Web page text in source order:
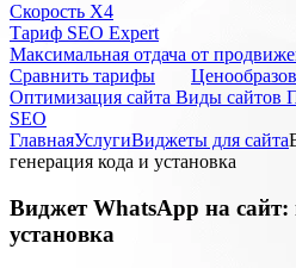
Скорость Х4
Тариф SEO Expert
Максимальная отдача от
Cравнить тарифы
Оптимизация сайта Виды сайтов
SEO
ГлавнаяУслугиВиджеты для сайта
генерация кода и установка
Виджет WhatsApp на сайт:
установка